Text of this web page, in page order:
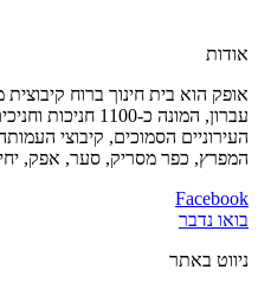
אודות
אופק הוא בית חינוך ברוח
עברון, המונה כ-
העירוניים הסמוכים, קיבוצי
המפרץ, כפר מסריק, סער, אפק,
Facebook
בואו נדבר
ניווט באתר